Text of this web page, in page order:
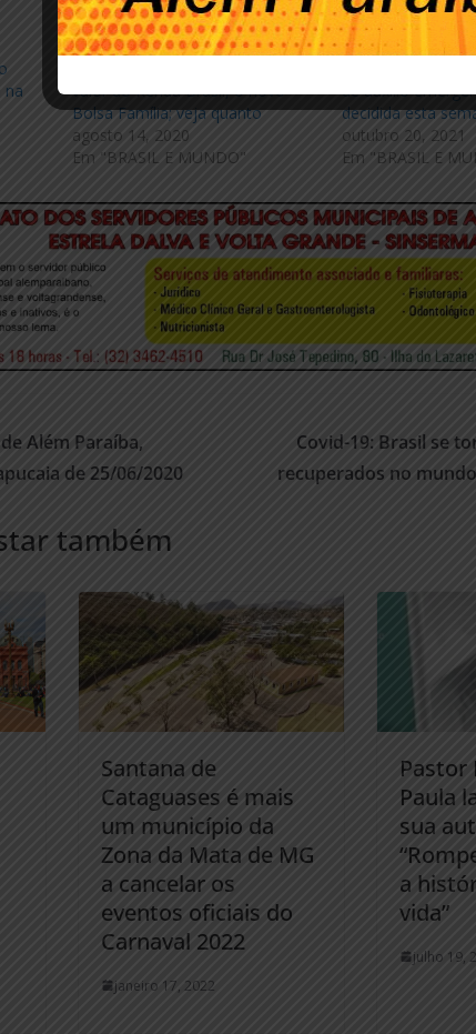
na
valor do Renda Brasil, o novo
Bolsa Família; veja quanto
agosto 14, 2020
Em "BRASIL E MUNDO"
de auxílio
decidida esta
outubro 20, 2021
Em "BRASIL E
Além Paraíba,
de 25/06/2020
Covid-19: Brasil se
recuperados no
também
Santana de
Cataguases é mais
um município da
Zona da Mata de MG
a cancelar os
eventos oficiais do
Carnaval 2022
janeiro 17, 2022
Pastor
Paula
sua
a
vida”
julho 19,